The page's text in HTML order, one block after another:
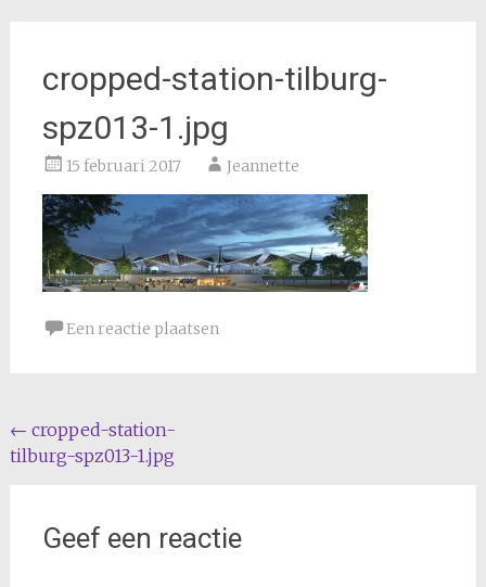
cropped-station-tilburg-
spz013-1.jpg
15 februari 2017 Jeannette
Een reactie plaatsen
Bericht
navigatie
← cropped-station-
tilburg-spz013-1.jpg
Geef een reactie